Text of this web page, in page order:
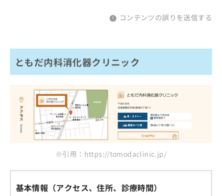
コンテンツの誤りを送信する
ともだ内科消化器クリニック
※引用：https://tomodaclinic.jp/
基本情報（アクセス、住所、診療時間）